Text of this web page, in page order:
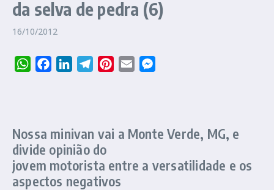
da selva de pedra (6)
16/10/2012
WhatsAppFacebookLinkedInTelegramPinterest
Email
Nossa minivan vai a Monte Verde, MG, e
divide opinião do
jovem motorista entre a versatilidade e os
aspectos negativos